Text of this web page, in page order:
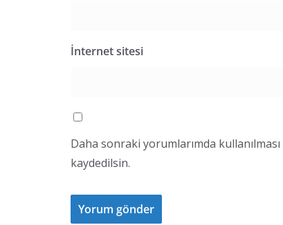
İnternet sitesi
Daha sonraki yorumlarımda
kaydedilsin.